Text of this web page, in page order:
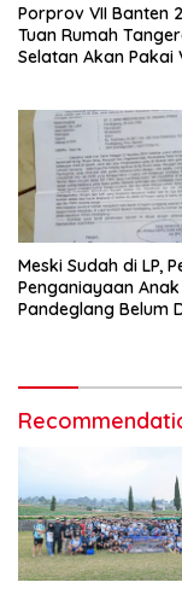
Porprov VII Banten
Tuan Rumah
Selatan Akan Pakai
Meski Sudah di LP,
Penganiayaan
Pandeglang Belum